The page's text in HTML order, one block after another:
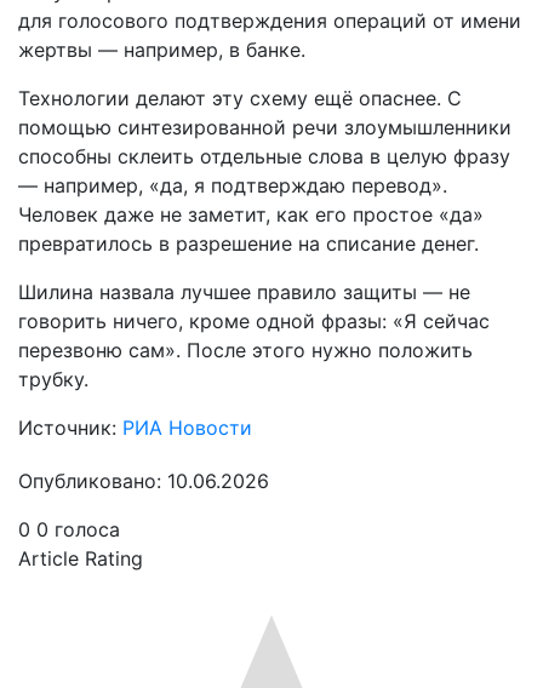
для голосового подтверждения операций от имени
жертвы — например, в банке.
Технологии делают эту схему ещё опаснее. С
помощью синтезированной речи злоумышленники
способны склеить отдельные слова в целую фразу
— например, «да, я подтверждаю перевод».
Человек даже не заметит, как его простое «да»
превратилось в разрешение на списание денег.
Шилина назвала лучшее правило защиты — не
говорить ничего, кроме одной фразы: «Я сейчас
перезвоню сам». После этого нужно положить
трубку.
Источник: РИА Новости
Опубликовано: 10.06.2026
0 0 голоса
Article Rating